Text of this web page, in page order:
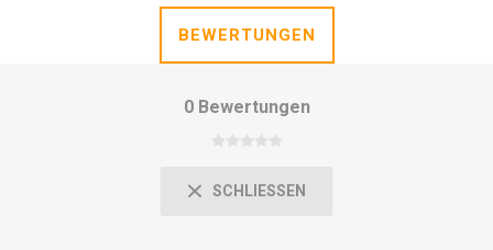
BEWERTUNGEN
0 Bewertungen
SCHLIESSEN